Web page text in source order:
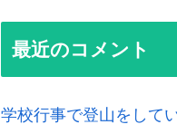
最近のコメント
学校行事で登山をして